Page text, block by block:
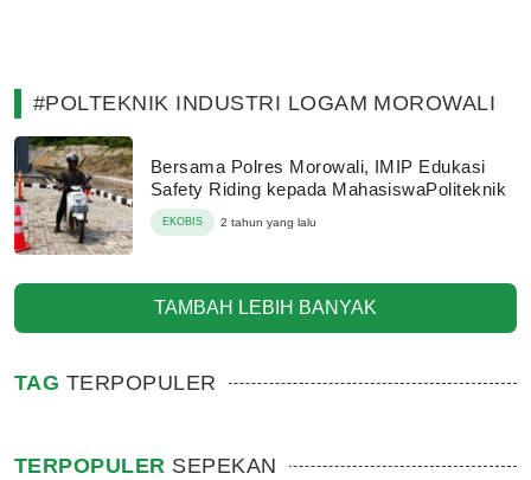
#POLTEKNIK INDUSTRI LOGAM MOROWALI
Bersama Polres Morowali, IMIP Edukasi
Safety Riding kepada MahasiswaPoliteknik
EKOBIS 2 tahun yang lalu
TAMBAH LEBIH BANYAK
TAG TERPOPULER
TERPOPULER SEPEKAN